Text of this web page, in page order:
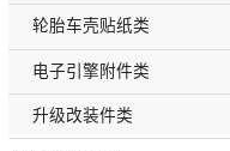
轮胎车壳贴纸类
电子引擎附件类
升级改装件类